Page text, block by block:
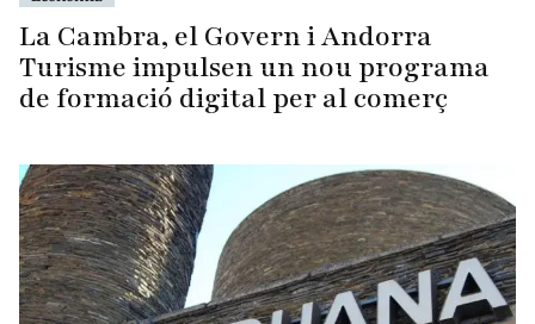
La Cambra, el Govern i Andorra
Turisme impulsen un nou programa
de formació digital per al comerç